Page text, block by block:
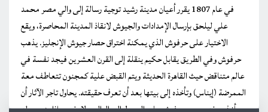
في عام 1807 يقرر أعيان مدينة رشيد توجية رسالة إلى والي مصر محمد
علي ليلحق بإرسال الإمدادات والجيوش لانقاذ المدينة المحاصرة، ويقع
الاختيار على حرفوش الذي يمكنة اختراق حصار جيوش الإنجليز. يذهب
حرفوش وفي الطريق يقابل حكيم ينقلة إلى القرن العشرين فيجد نفسة في
عالم متناقض حيث القاهرة الحديثة ويتم القبض علية كمجنون تتعاطف معة
الممرضة (إيناس) وتأخذه إلى بيتها بعد أن تعرف حقيقته. يحاول تاجر الآثار أن